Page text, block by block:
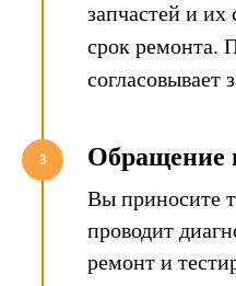
запчастей и их
срок ремонта.
согласовывает
3 Обращение
Вы приносите
проводит
ремонт и